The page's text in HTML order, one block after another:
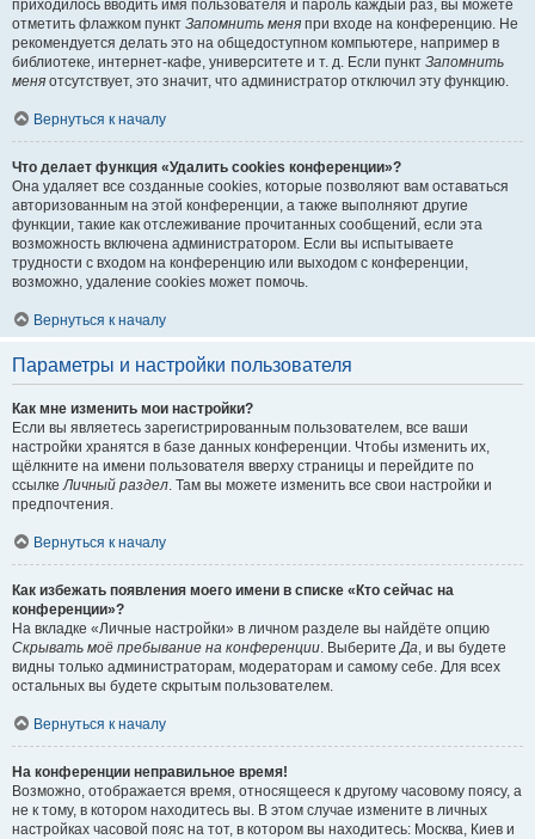
приходилось вводить имя пользователя и пароль каждый раз, вы можете
отметить флажком пункт Запомнить меня при входе на конференцию. Не
рекомендуется делать это на общедоступном компьютере, например в
библиотеке, интернет-кафе, университете и т. д. Если пункт Запомнить
меня отсутствует, это значит, что администратор отключил эту функцию.
Вернуться к началу
Что делает функция «Удалить cookies конференции»?
Она удаляет все созданные cookies, которые позволяют вам оставаться
авторизованным на этой конференции, а также выполняют другие
функции, такие как отслеживание прочитанных сообщений, если эта
возможность включена администратором. Если вы испытываете
трудности с входом на конференцию или выходом с конференции,
возможно, удаление cookies может помочь.
Вернуться к началу
Параметры и настройки пользователя
Как мне изменить мои настройки?
Если вы являетесь зарегистрированным пользователем, все ваши
настройки хранятся в базе данных конференции. Чтобы изменить их,
щёлкните на имени пользователя вверху страницы и перейдите по
ссылкеЛичный раздел. Там вы можете изменить все свои настройки и
предпочтения.
Вернуться к началу
Как избежать появления моего имени в списке «Кто сейчас на
конференции»?
На вкладке «Личные настройки» в личном разделе вы найдёте опцию
Скрывать моё пребывание на конференции. ВыберитеДа, и вы будете
видны только администраторам, модераторам и самому себе. Для всех
остальных вы будете скрытым пользователем.
Вернуться к началу
На конференции неправильное время!
Возможно, отображается время, относящееся к другому часовому поясу, а
не к тому, в котором находитесь вы. В этом случае измените в личных
настройках часовой пояс на тот, в котором вы находитесь: Москва, Киев и